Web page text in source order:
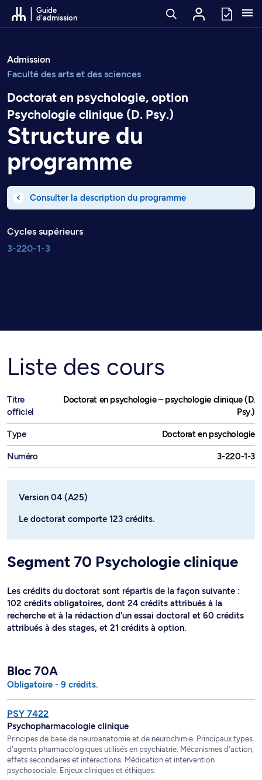
Passer au contenu
Guide
d'admission
Admission
Faculté des arts et des sciences
Doctorat en psychologie, option
Psychologie clinique (D. Psy.)
Structure du
programme
Consulter la description du programme
Cycles supérieurs
3-220-1-3
Liste des cours
Titre
officiel
Doctorat en psychologie – psychologie clinique (D.
Psy.)
Type Doctorat en psychologie
Numéro 3-220-1-3
Version 04 (A25)
Le doctorat comporte 123 crédits.
Segment 70 Psychologie clinique
Les crédits du doctorat sont répartis de la façon suivante :
102 crédits obligatoires, dont 24 crédits attribués à la
recherche et à la rédaction d'un essai doctoral et 60 crédits
attribués à des stages, et 21 crédits à option.
Bloc 70A
Obligatoire - 9 crédits.
PSY 7422
Psychopharmacologie clinique
Principes de base de neuroanatomie et de neurochimie. Principaux types
d'agents pharmacologiques utilisés en psychiatrie. Mécanismes d'action,
effets secondaires et interactions. Médication et intervention
psychosociale. Enjeux cliniques et éthiques.